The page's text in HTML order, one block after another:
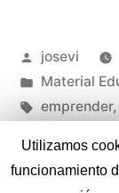
Publicado
por
josevi
Publicado
en
Material
Etiquetas:
emprender,
Deja un
Utilizamos
funcionamiento